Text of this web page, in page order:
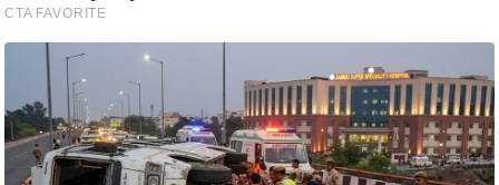
ध
र्म
ज्यो
ति
ष
प्र